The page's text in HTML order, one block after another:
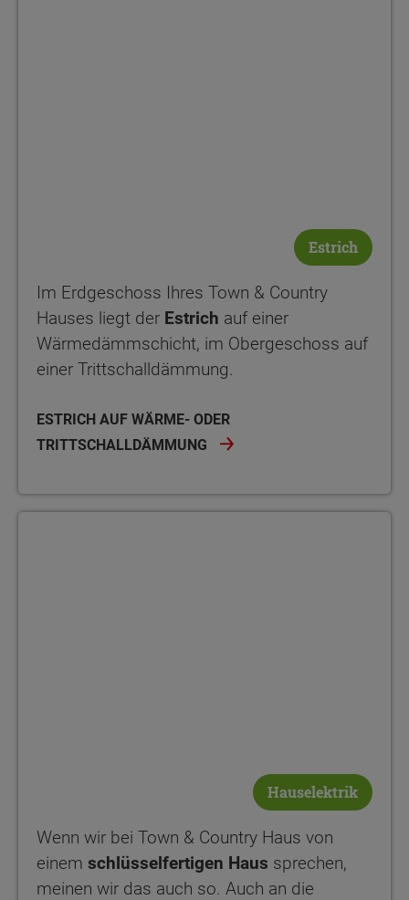
Estrich
Im Erdgeschoss Ihres Town & Country
Hauses liegt der Estrich auf einer
Wärmedämmschicht, im Obergeschoss auf
einer Trittschalldämmung.
ESTRICH AUF WÄRME- ODER
TRITTSCHALLDÄMMUNG
Hauselektrik
Wenn wir bei Town & Country Haus von
einem schlüsselfertigen Haus sprechen,
meinen wir das auch so. Auch an die